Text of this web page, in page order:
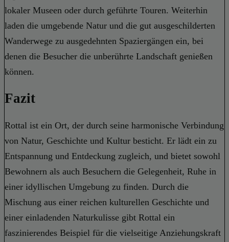
lokaler Museen oder durch geführte Touren. Weiterhin
laden die umgebende Natur und die gut ausgeschilderten
Wanderwege zu ausgedehnten Spaziergängen ein, bei
denen die Besucher die unberührte Landschaft genießen
können.
Fazit
Rottal ist ein Ort, der durch seine harmonische Verbindung
von Natur, Geschichte und Kultur besticht. Er lädt ein zu
Entspannung und Entdeckung zugleich, und bietet sowohl
Bewohnern als auch Besuchern die Gelegenheit, Ruhe in
einer idyllischen Umgebung zu finden. Durch die
Mischung aus einer reichen kulturellen Geschichte und
einer einladenden Naturkulisse gibt Rottal ein
faszinierendes Beispiel für die vielseitige Anziehungskraft